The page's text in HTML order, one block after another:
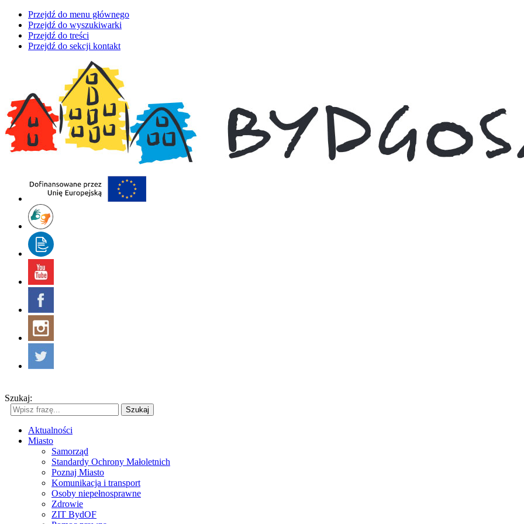
Przejdź do menu głównego
Przejdź do wyszukiwarki
Przejdź do treści
Przejdź do sekcji kontakt
Szukaj:
Szukaj
Aktualności
Miasto
Samorząd
Standardy Ochrony Małoletnich
Poznaj Miasto
Komunikacja i transport
Osoby niepełnosprawne
Zdrowie
ZIT BydOF